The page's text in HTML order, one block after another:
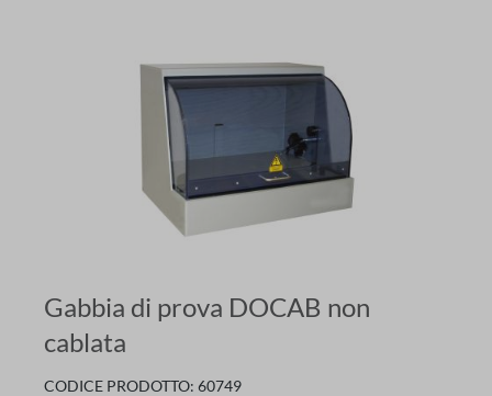
Gabbia di prova DOCAB non
cablata
CODICE PRODOTTO: 60749